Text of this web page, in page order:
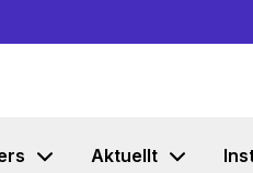
Aktuellt